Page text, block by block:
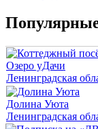
Озеро уДачи
Ленинградская
Долина Уюта
Ленинградская